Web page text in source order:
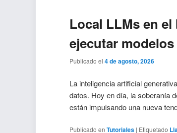
Local LLMs en
ejecutar
Publicado el4 de agosto, 2026
La inteligencia artificial
datos. Hoy en día, la soberanía
están impulsando una nueva
Publicado en Tutoriales | Etiquetado